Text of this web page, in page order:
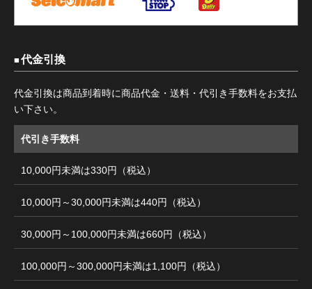
代金引換
代金引換は商品到着時に商品代金・送料・代引き手数料をお支払
い下さい。
代引き手数料
10,000円未満は330円（税込）
10,000円～30,000円未満は440円（税込）
30,000円～100,000円未満は660円（税込）
100,000円～300,000円未満は1,100円（税込）